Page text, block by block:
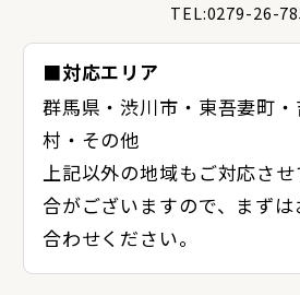
TEL:0279-26-
■対応エリア
群馬県・渋川市・東吾妻町
村・その他
上記以外の地域もご対応さ
合がございますので、まず
合わせください。